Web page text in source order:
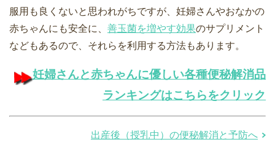
服用も良くないと思われがちですが、妊婦さんやおなかの
赤ちゃんにも安全に、 善玉菌を増やす効果のサプリメント
などもあるので、それらを利用する方法もあります。
妊婦さんと赤ちゃんに優しい各種便秘解消品
ランキングはこちらをクリック
出産後（授乳中）の便秘解消と予防へ